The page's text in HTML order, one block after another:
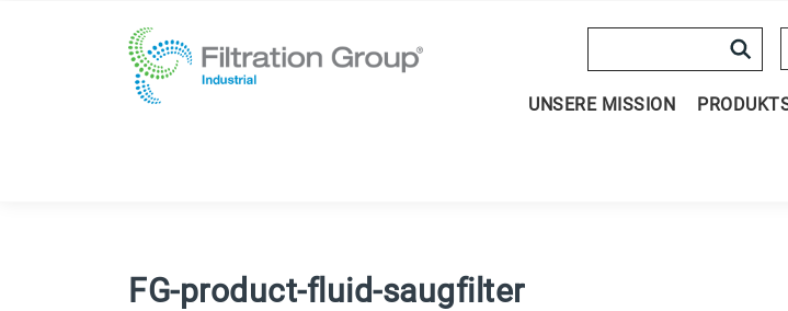
UNSERE MISSION
FG-product-fluid-saugfilter